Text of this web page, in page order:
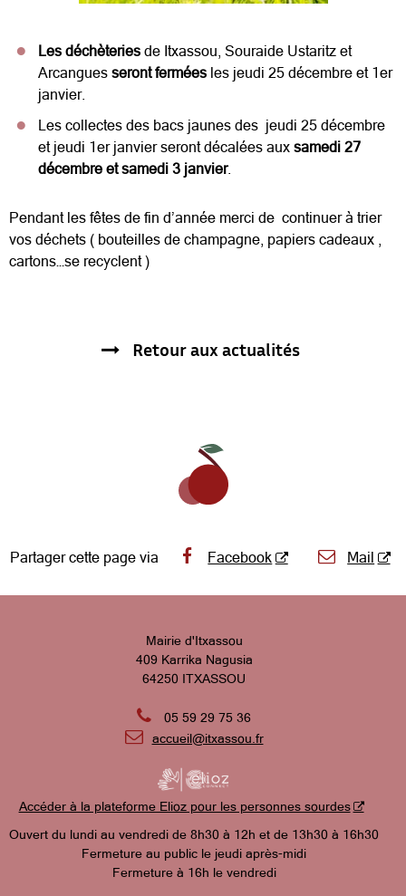
Les déchèteries de Itxassou, Souraide Ustaritz et
Arcangues seront fermées les jeudi 25 décembre et 1er
janvier.
Les collectes des bacs jaunes des jeudi 25 décembre
et jeudi 1er janvier seront décalées aux samedi 27
décembre et samedi 3 janvier.
Pendant les fêtes de fin d’année merci de continuer à trier
vos déchets ( bouteilles de champagne, papiers cadeaux ,
cartons…se recyclent )
Retour aux actualités
Partager cette page via Facebook Mail
Mairie d'Itxassou
409 Karrika Nagusia
64250 ITXASSOU
 05 59 29 75 36
 accueil@itxassou.fr
Accéder à la plateforme Elioz pour les personnes sourdes
Ouvert du lundi au vendredi de 8h30 à 12h et de 13h30 à 16h30
Fermeture au public le jeudi après-midi
Fermeture à 16h le vendredi